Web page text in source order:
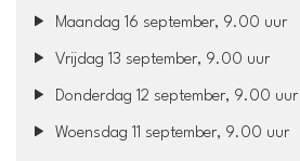
Maandag 16 september, 9.00 uur
Vrijdag 13 september, 9.00 uur
Donderdag 12 september, 9.00 uur
Woensdag 11 september, 9.00 uur